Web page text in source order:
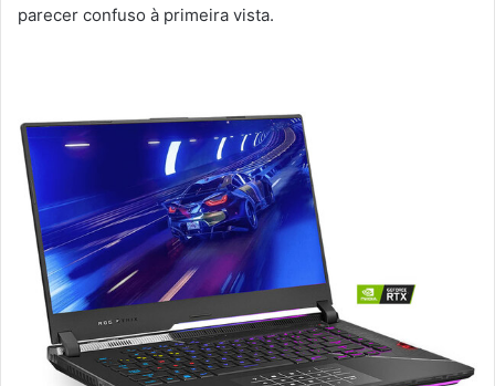
parecer confuso à primeira vista.